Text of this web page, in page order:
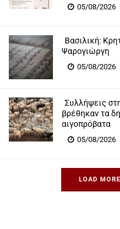
05/08/2026
Βασιλική:
Ψαρογιώργη
05/08/2026
Συλλήψεις
βρέθηκαν τα
αιγοπρόβατα
05/08/2026
LOAD MORE